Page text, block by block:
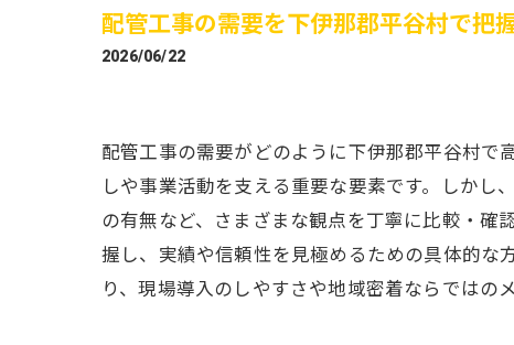
配管工事の需要を下伊那郡平谷村で把
2026/06/22
配管工事の需要がどのように下伊那郡平谷村で
しや事業活動を支える重要な要素です。しか
の有無など、さまざまな観点を丁寧に比較・確
握し、実績や信頼性を見極めるための具体的な
り、現場導入のしやすさや地域密着ならではの